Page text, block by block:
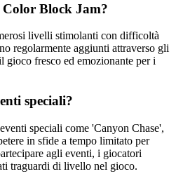
Block Jam?
livelli stimolanti con difficoltà
regolarmente aggiunti attraverso gli
gioco fresco ed emozionante per i
speciali?
speciali come 'Canyon Chase',
in sfide a tempo limitato per
agli eventi, i giocatori
traguardi di livello nel gioco.